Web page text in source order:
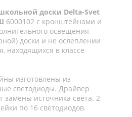
доски Delta-Svet
6000102 с кронштейнами и
освещения
доски и не ослеплении
находящихся в классе
изготовлены из
светодиоды. Драйвер
замены источника света. 2
по 16 светодиодов.